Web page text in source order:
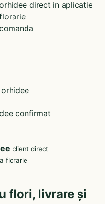
direct in aplicatie
confirmat
client direct
florarie
flori, livrare și